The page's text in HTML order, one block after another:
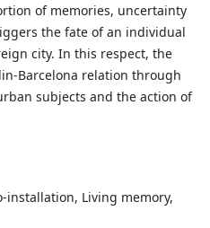
of memories, uncertainty
the fate of an individual
city. In this respect, the
Barcelona relation through
subjects and the action of
installation, Living memory,